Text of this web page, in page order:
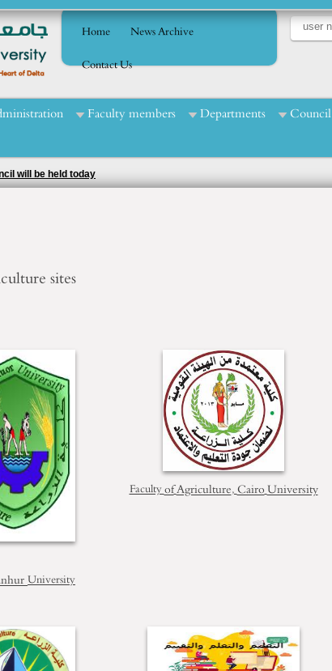
Home
News Archive
Contact Us
Faculty members Departments Council
will be held today
sites
University
FacultyofAgriculture,CairoUniversity